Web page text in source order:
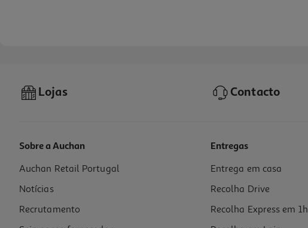
Figura Funko Pop Star Wars: Sw Totj- Yaddle
17.99 €/un
17,99 €
Lojas Contacto
Sobre a Auchan
Auchan Retail Portugal
Notícias
Recrutamento
Entregas
Entrega em casa
Recolha Drive
Recolha Express em 1h